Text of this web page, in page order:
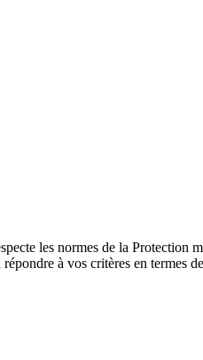
les normes de la
à vos critères en termes